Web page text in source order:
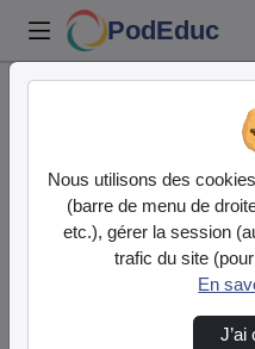
PodEduc
Mot de passe requis
Cette vidéo est protégée
fournir et cliquez sur envoyer.
Nous utilisons des
(barre de menu de
etc.), gérer la session
trafic du site
En
J’ai